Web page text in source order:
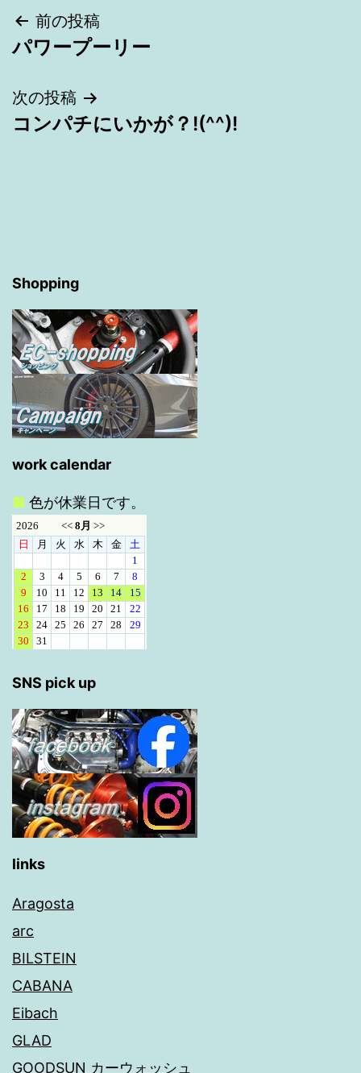
投
稿
ナ
ビ
ョ
ン
前の投稿
パワープーリー
次の投稿
コンパチにいかが？!(^^)!
Shopping
work calendar
■ 色が休業日です。
SNS pick up
links
Aragosta
arc
BILSTEIN
CABANA
Eibach
GLAD
GOODSUN カーウォッシュ